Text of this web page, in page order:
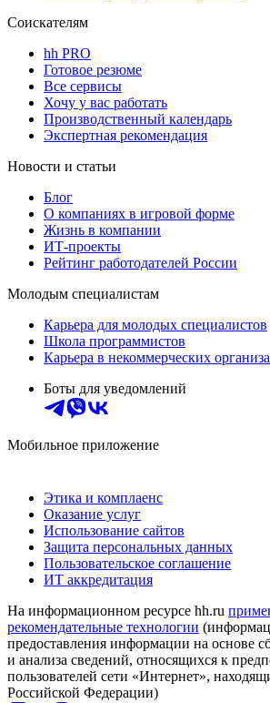
Соискателям
hh PRO
Готовое резюме
Все сервисы
Хочу у вас работать
Производственный календарь
Экспертная рекомендация
Новости и статьи
Блог
О компаниях в игровой форме
Жизнь в компании
ИТ-проекты
Рейтинг работодателей России
Молодым специалистам
Карьера для молодых специалистов
Школа программистов
Карьера в некоммерческих
Боты для уведомлений
Мобильное приложение
Этика и комплаенс
Оказание услуг
Использование сайтов
Защита персональных данных
Пользовательское соглашение
ИТ аккредитация
На информационном ресурсе hh.ru
рекомендательные технологии
предоставления информации на основе
и анализа сведений, относящихся к
пользователей сети «Интернет»,
Российской Федерации)